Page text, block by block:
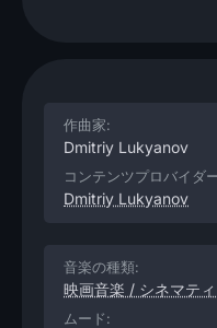
作曲家:
Dmitriy Lukyanov
コンテンツプロバイダ
Dmitriy Lukyanov
音楽の種類:
映画音楽 / シネマテ
ムード: